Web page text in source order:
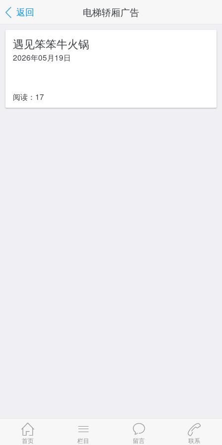
返回 电梯轿厢广告
遇见笨笨牛火锅
2026年05月19日
阅读： 17
首页 栏目 留言 联系